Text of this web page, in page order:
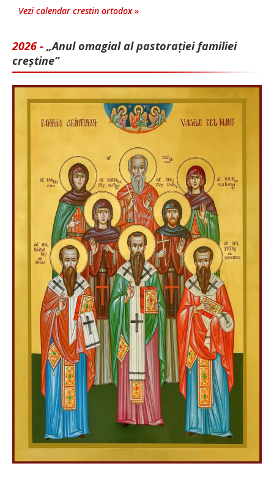
Vezi calendar crestin ortodox »
2026 - „Anul omagial al pastorației familiei
creștine”